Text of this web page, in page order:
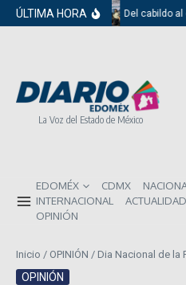
Saltar al contenido
ÚLTIMA HORA Del cabildo
La Voz del Estado de México
EDOMÉX CDMX
INTERNACIONAL
ACTUALIDAD
OPINIÓN
Inicio / OPINIÓN / Dia Nacional de la
OPINIÓN